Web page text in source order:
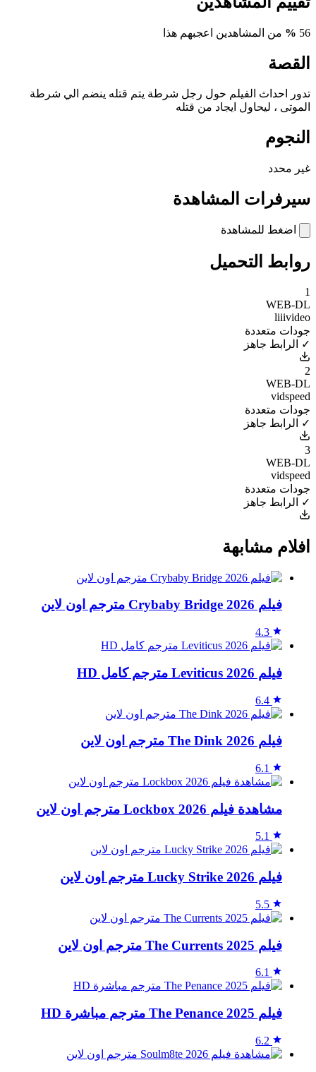
56
% من المشاهدين اعجبهم هذا
القصة
تدور احداث الفيلم حول رجل شرطة يتم قتله ينضم الي شرطة
الموتى ، ليحاول ايجاد من قتله
النجوم
غير محدد
سيرفرات المشاهدة
اضغط للمشاهدة
روابط التحميل
1
WEB-DL
liiivideo
جودات متعددة
✓ الرابط جاهز
2
WEB-DL
vidspeed
جودات متعددة
✓ الرابط جاهز
3
WEB-DL
vidspeed
جودات متعددة
✓ الرابط جاهز
افلام مشابهة
فيلم Crybaby Bridge 2026 مترجم اون لاين
4.3
فيلم Leviticus 2026 مترجم كامل HD
6.4
فيلم The Dink 2026 مترجم اون لاين
6.1
مشاهدة فيلم Lockbox 2026 مترجم اون لاين
5.1
فيلم Lucky Strike 2026 مترجم اون لاين
5.5
فيلم The Currents 2025 مترجم اون لاين
6.1
فيلم The Penance 2025 مترجم مباشرة HD
6.2